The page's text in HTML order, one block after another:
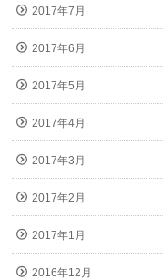
2017年7月
2017年6月
2017年5月
2017年4月
2017年3月
2017年2月
2017年1月
2016年12月